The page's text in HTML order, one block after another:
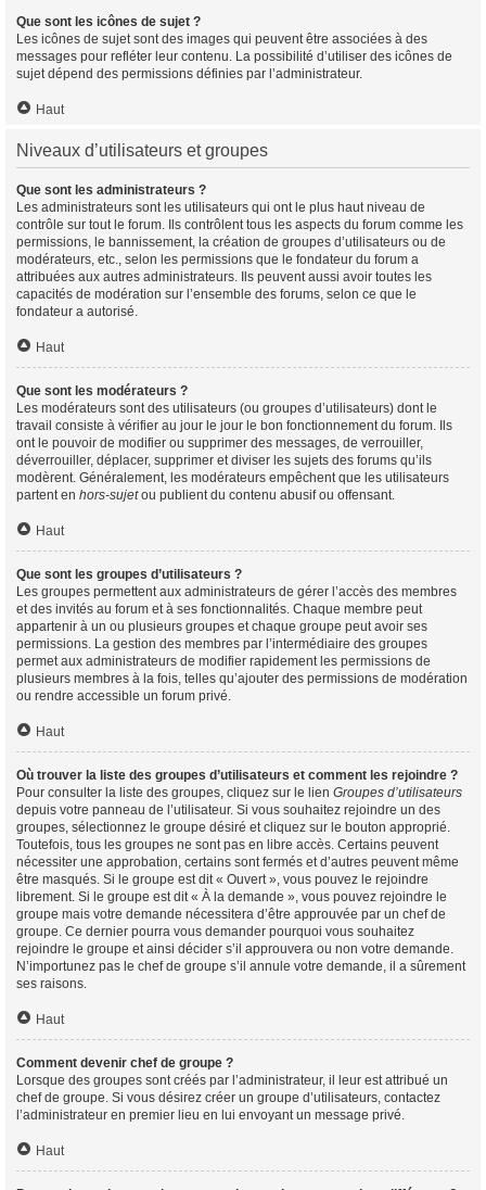
Que sont les icônes de sujet ?
Les icônes de sujet sont des images qui peuvent être associées à des
messages pour refléter leur contenu. La possibilité d’utiliser des icônes de
sujet dépend des permissions définies par l’administrateur.
Haut
Niveaux d’utilisateurs et groupes
Que sont les administrateurs ?
Les administrateurs sont les utilisateurs qui ont le plus haut niveau de
contrôle sur tout le forum. Ils contrôlent tous les aspects du forum comme les
permissions, le bannissement, la création de groupes d’utilisateurs ou de
modérateurs, etc., selon les permissions que le fondateur du forum a
attribuées aux autres administrateurs. Ils peuvent aussi avoir toutes les
capacités de modération sur l’ensemble des forums, selon ce que le
fondateur a autorisé.
Haut
Que sont les modérateurs ?
Les modérateurs sont des utilisateurs (ou groupes d’utilisateurs) dont le
travail consiste à vérifier au jour le jour le bon fonctionnement du forum. Ils
ont le pouvoir de modifier ou supprimer des messages, de verrouiller,
déverrouiller, déplacer, supprimer et diviser les sujets des forums qu’ils
modèrent. Généralement, les modérateurs empêchent que les utilisateurs
partent en hors-sujetou publient du contenu abusif ou offensant.
Haut
Que sont les groupes d’utilisateurs ?
Les groupes permettent aux administrateurs de gérer l’accès des membres
et des invités au forum et à ses fonctionnalités. Chaque membre peut
appartenir à un ou plusieurs groupes et chaque groupe peut avoir ses
permissions. La gestion des membres par l’intermédiaire des groupes
permet aux administrateurs de modifier rapidement les permissions de
plusieurs membres à la fois, telles qu’ajouter des permissions de modération
ou rendre accessible un forum privé.
Haut
Où trouver la liste des groupes d’utilisateurs et comment les rejoindre ?
Pour consulter la liste des groupes, cliquez sur le lien Groupes d’utilisateurs
depuis votre panneau de l’utilisateur. Si vous souhaitez rejoindre un des
groupes, sélectionnez le groupe désiré et cliquez sur le bouton approprié.
Toutefois, tous les groupes ne sont pas en libre accès. Certains peuvent
nécessiter une approbation, certains sont fermés et d’autres peuvent même
être masqués. Si le groupe est dit « Ouvert », vous pouvez le rejoindre
librement. Si le groupe est dit « À la demande », vous pouvez rejoindre le
groupe mais votre demande nécessitera d’être approuvée par un chef de
groupe. Ce dernier pourra vous demander pourquoi vous souhaitez
rejoindre le groupe et ainsi décider s’il approuvera ou non votre demande.
N’importunez pas le chef de groupe s’il annule votre demande, il a sûrement
ses raisons.
Haut
Comment devenir chef de groupe ?
Lorsque des groupes sont créés par l’administrateur, il leur est attribué un
chef de groupe. Si vous désirez créer un groupe d’utilisateurs, contactez
l’administrateur en premier lieu en lui envoyant un message privé.
Haut